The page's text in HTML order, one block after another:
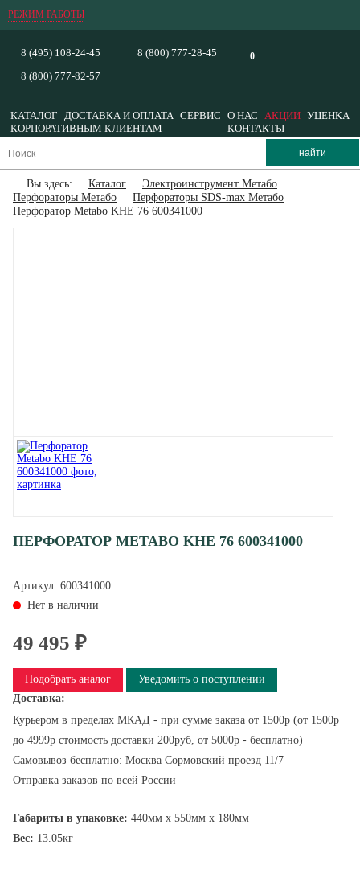
РЕЖИМ РАБОТЫ
0
8 (495) 108-24-45
8 (800) 777-82-57
8 (800) 777-28-45
КАТАЛОГ ДОСТАВКА И ОПЛАТА СЕРВИС О НАС АКЦИИ УЦЕНКА
КОРПОРАТИВНЫМ КЛИЕНТАМ
КОНТАКТЫ
Вы здесь: Каталог
Электроинструмент Метабо
Перфораторы Метабо
Перфораторы SDS-max Метабо
Перфоратор Metabo KHE 76 600341000
ПЕРФОРАТОР METABO KHE 76 600341000
Артикул: 600341000
Нет в наличии
49 495 ₽
Подобрать аналог
Уведомить о поступлении
Доставка:
Курьером в пределах МКАД - при сумме заказа от 1500р (от 1500р
до 4999р стоимость доставки 200руб, от 5000р - бесплатно)
Самовывоз бесплатно: Москва Сормовский проезд 11/7
Отправка заказов по всей России
Габариты в упаковке: 440мм x 550мм x 180мм
Вес: 13.05кг